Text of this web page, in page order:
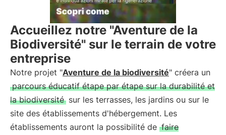
Accueillez notre "Aventure de la
Biodiversité" sur le terrain de votre
entreprise
Notre projet "Aventure de la biodiversité" créera un
parcours éducatif étape par étape sur la durabilité et
la biodiversité sur les terrasses, les jardins ou sur le
site des établissements d'hébergement. Les
établissements auront la possibilité de faire